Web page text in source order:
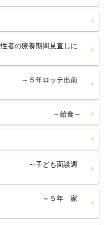
者の療養期間見直しに
～５年ロッテ出前
♪ ～給食～
～子ども面談週
て ～５年 家